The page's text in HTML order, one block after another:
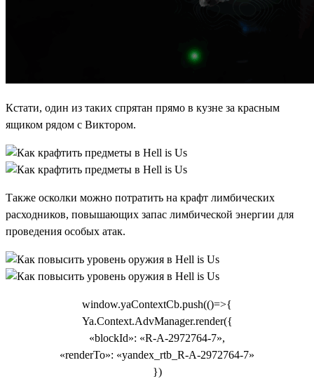
Кстати, один из таких спрятан прямо в кузне за красным
ящиком рядом с Виктором.
Также осколки можно потратить на крафт лимбических
расходников, повышающих запас лимбической энергии для
проведения особых атак.
window.yaContextCb.push(()=>{
Ya.Context.AdvManager.render({
«blockId»: «R-A-2972764-7»,
«renderTo»: «yandex_rtb_R-A-2972764-7»
})